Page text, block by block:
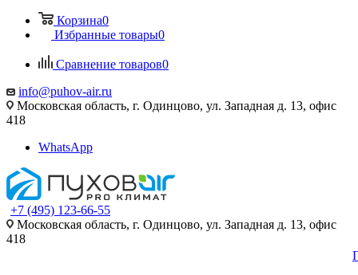
Корзина0
Избранные товары0
Сравнение товаров0
info@puhov-air.ru
Московская область, г. Одинцово, ул. Западная д. 13, офис
418
WhatsApp
+7 (495) 123-66-55
Московская область, г. Одинцово, ул. Западная д. 13, офис
418